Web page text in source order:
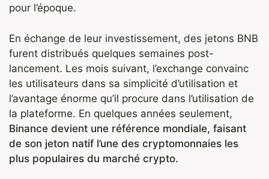
pour l’époque.
En échange de leur investissement, des jetons BNB
furent distribués quelques semaines post-
lancement. Les mois suivant, l’exchange convainc
les utilisateurs dans sa simplicité d’utilisation et
l’avantage énorme qu’il procure dans l’utilisation de
la plateforme. En quelques années seulement,
Binance devient une référence mondiale, faisant
de son jeton natif l’une des cryptomonnaies les
plus populaires du marché crypto.